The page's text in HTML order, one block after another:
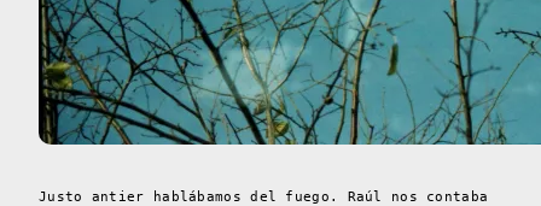
Justo antier hablábamos del fuego. Raúl nos contaba